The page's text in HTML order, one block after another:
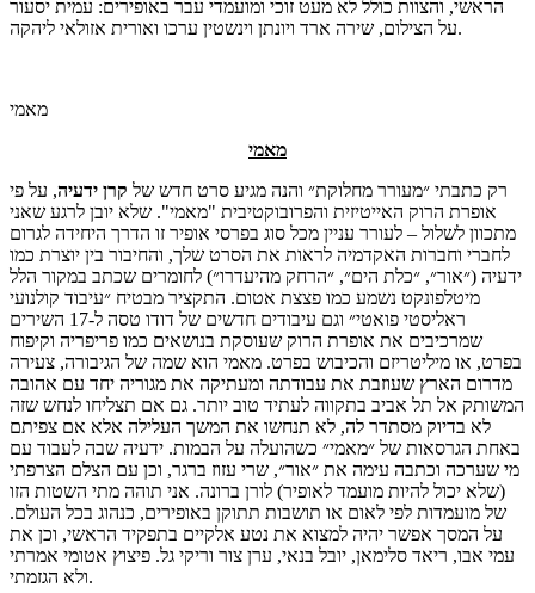
הראשי, והצוות כולל לא מעט זוכי ומועמדי עבר באופירים: עמית יסעור
על הצילום, שירה ארד ויונתן וינשטין ערכו ואורית אזולאי ליהקה.
מאמי
מאמי
רק כתבתי ״מעורר מחלוקת״ והנה מגיע סרט חדש של קרן ידעיה, על פי
אופרת הרוק האייטיזית והפרובוקטיבית "מאמי". שלא יובן לרגע שאני
מתכוון לשלול – לעורר עניין מכל סוג בפרסי אופיר זו הדרך היחידה לגרום
לחברי וחברות האקדמיה לראות את הסרט שלך, והחיבור בין יוצרת כמו
ידעיה (״אור״, ״כלת הים״, ״הרחק מהיעדרו״) לחומרים שכתב במקור הלל
מיטלפונקט נשמע כמו פצצת אטום. התקציר מבטיח ״עיבוד קולנועי
ראליסטי פואטי״ וגם עיבודים חדשים של דודו טסה ל-17 השירים
שמרכיבים את אופרת הרוק שעוסקת בנושאים כמו פריפריה וקיפוח
בפרט, או מיליטריזם והכיבוש בפרט. מאמי הוא שמה של הגיבורה, צעירה
מדרום הארץ שעוזבת את עבודתה ומעתיקה את מגוריה יחד עם אהובה
המשותק אל תל אביב בתקווה לעתיד טוב יותר. גם אם תצליחו לנחש שזה
לא בדיוק מסתדר לה, לא תנחשו את המשך העלילה אלא אם צפיתם
באחת הגרסאות של ״מאמי״ כשהועלה על הבמות. ידעיה שבה לעבוד עם
מי שערכה וכתבה עימה את ״אור״, שרי עזוז ברגר, וכן עם הצלם הצרפתי
(שלא יכול להיות מועמד לאופיר) לורן ברונה. אני תוהה מתי השטות הזו
של מועמדות לפי לאום או תושבות תתוקן באופירים, כנהוג בכל העולם.
על המסך אפשר יהיה למצוא את נטע אלקיים בתפקיד הראשי, וכן את
עמי אבו, ריאד סלימאן, יובל בנאי, ערן צור וריקי גל. פיצוץ אטומי אמרתי
ולא הגזמתי.